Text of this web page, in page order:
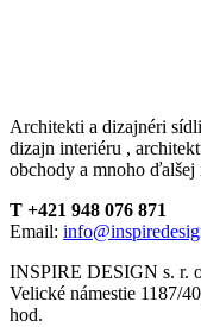
Architekti a dizajnéri
dizajn interiéru ,
obchody a mnoho ďalšej
T +421 948 076 871
Email:
INSPIRE DESIGN s. r.
Velické námestie 1187/
hod.